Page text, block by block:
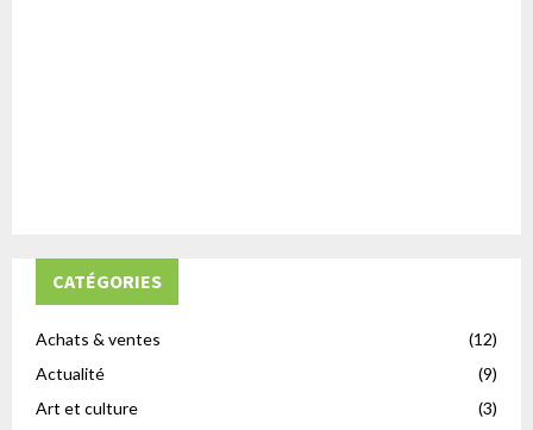
CATÉGORIES
Achats & ventes
(12)
Actualité
(9)
Art et culture
(3)